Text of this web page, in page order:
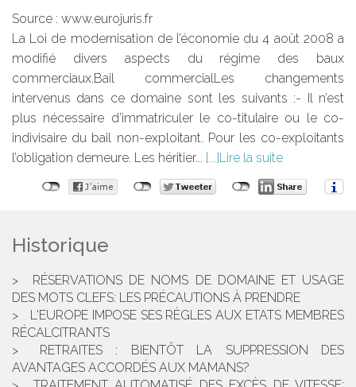
Source : www.eurojuris.fr
La Loi de modernisation de l’économie du 4 août 2008 a
modifié divers aspects du régime des baux
commerciaux.Bail commercialLes changements
intervenus dans ce domaine sont les suivants :- Il n’est
plus nécessaire d’immatriculer le co-titulaire ou le co-
indivisaire du bail non-exploitant. Pour les co-exploitants
l’obligation demeure. Les héritier...
Lire la suite
Historique
RÉSERVATIONS DE NOMS DE DOMAINE ET USAGE
DES MOTS CLEFS: LES PRÉCAUTIONS À PRENDRE
L'EUROPE IMPOSE SES RÈGLES AUX ETATS MEMBRES
RÉCALCITRANTS
RETRAITES : BIENTÔT LA SUPPRESSION DES
AVANTAGES ACCORDÉS AUX MAMANS?